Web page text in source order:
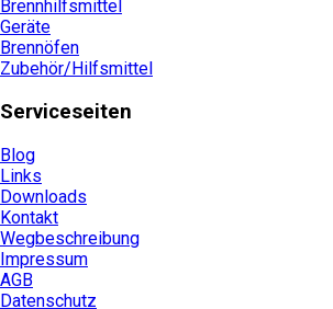
Brennhilfsmittel
Geräte
Brennöfen
Zubehör/Hilfsmittel
Serviceseiten
Blog
Links
Downloads
Kontakt
Wegbeschreibung
Impressum
AGB
Datenschutz